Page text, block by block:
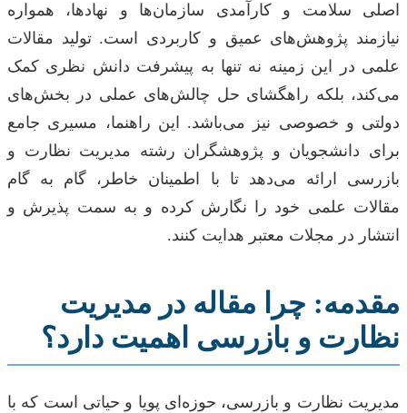
اصلی سلامت و کارآمدی سازمان‌ها و نهادها، همواره
نیازمند پژوهش‌های عمیق و کاربردی است. تولید مقالات
علمی در این زمینه نه تنها به پیشرفت دانش نظری کمک
می‌کند، بلکه راهگشای حل چالش‌های عملی در بخش‌های
دولتی و خصوصی نیز می‌باشد. این راهنما، مسیری جامع
برای دانشجویان و پژوهشگران رشته مدیریت نظارت و
بازرسی ارائه می‌دهد تا با اطمینان خاطر، گام به گام
مقالات علمی خود را نگارش کرده و به سمت پذیرش و
انتشار در مجلات معتبر هدایت کنند.
مقدمه: چرا مقاله در مدیریت
نظارت و بازرسی اهمیت دارد؟
مدیریت نظارت و بازرسی، حوزه‌ای پویا و حیاتی است که با